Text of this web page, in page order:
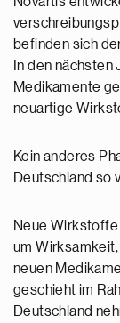
befinden sich
In den
Medikamente
neuartige
Kein anderes
Deutschland so
Neue
um
neuen
geschieht im
Deutschland